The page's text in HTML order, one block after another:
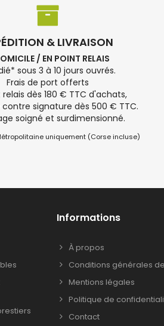
& LIVRAISON
/ EN POINT RELAIS
sous 3 à 10 jours ouvrés.
Frais de port offerts
dès 180 € TTC d'achats,
signature dès 500 € TTC.
soigné et surdimensionné.
uniquement (Corse incluse)
Informations
À propos
Conditions générales
Mentions légales
Politique de
Contact